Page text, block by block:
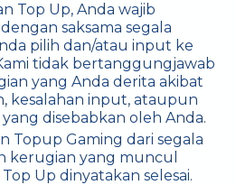
Top Up, Anda wajib
saksama segala
pilih dan/atau input ke
tidak bertanggungjawab
yang Anda derita akibat
kesalahan input, ataupun
disebabkan oleh Anda.
Topup Gaming dari segala
kerugian yang muncul
Up dinyatakan selesai.